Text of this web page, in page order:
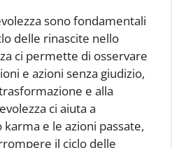
sono fondamentali
delle rinascite nello
ci permette di osservare
e azioni senza giudizio,
e alla
ci aiuta a
e le azioni passate,
il ciclo delle